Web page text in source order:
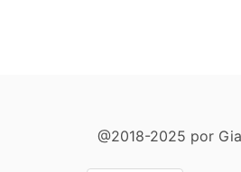
@2018-2025 por